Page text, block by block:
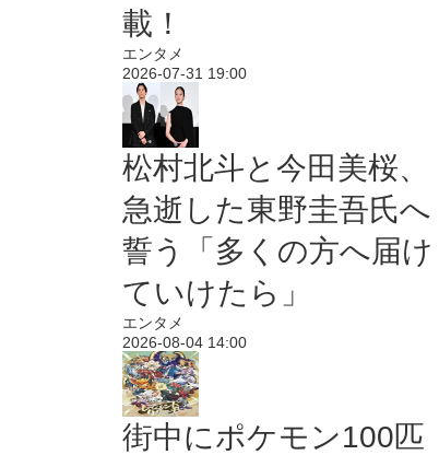
載！
エンタメ
2026-07-31 19:00
松村北斗と今田美桜、
急逝した東野圭吾氏へ
誓う「多くの方へ届け
ていけたら」
エンタメ
2026-08-04 14:00
街中にポケモン100匹